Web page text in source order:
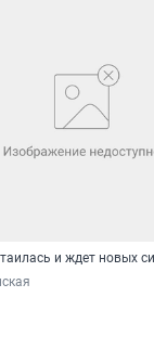
и ждет новых